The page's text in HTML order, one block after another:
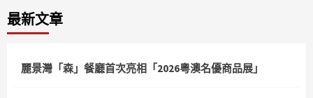
最新文章
麗景灣「森」餐廳首次亮相「2026粵澳名優商品展」